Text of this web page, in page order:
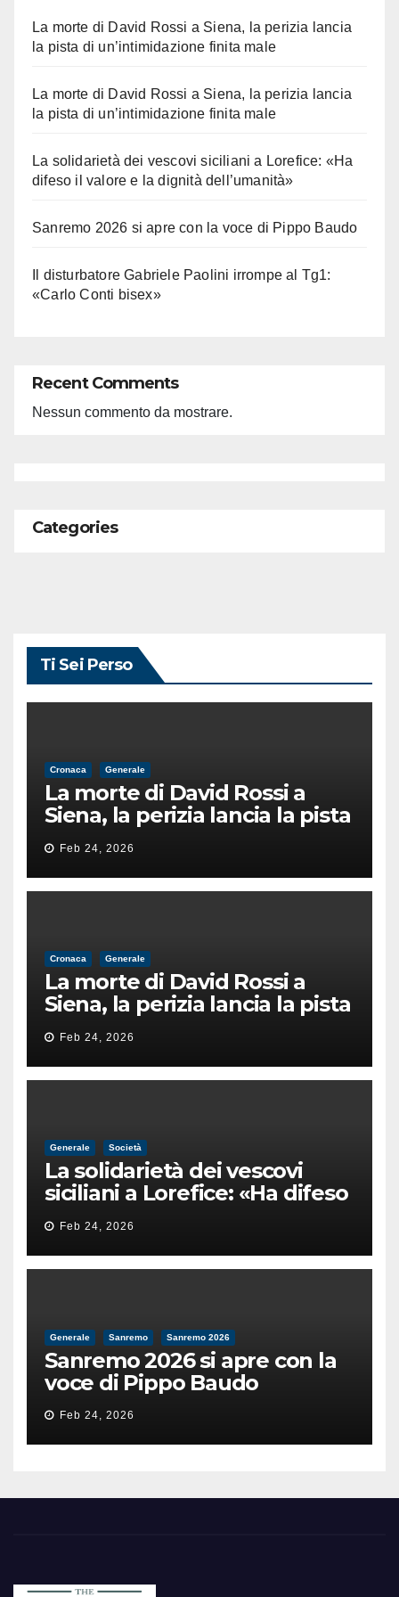
La morte di David Rossi a Siena, la perizia lancia
la pista di un’intimidazione finita male
La morte di David Rossi a Siena, la perizia lancia
la pista di un’intimidazione finita male
La solidarietà dei vescovi siciliani a Lorefice: «Ha
difeso il valore e la dignità dell’umanità»
Sanremo 2026 si apre con la voce di Pippo Baudo
Il disturbatore Gabriele Paolini irrompe al Tg1:
«Carlo Conti bisex»
Recent Comments
Nessun commento da mostrare.
Categories
Ti Sei Perso
Cronaca Generale
La morte di David Rossi a
Siena, la perizia lancia la pista
di un’intimidazione finita
male
Feb 24, 2026
Cronaca Generale
La morte di David Rossi a
Siena, la perizia lancia la pista
di un’intimidazione finita
male
Feb 24, 2026
Generale Società
La solidarietà dei vescovi
siciliani a Lorefice: «Ha difeso
il valore e la dignità
dell’umanità»
Feb 24, 2026
Generale Sanremo Sanremo 2026
Sanremo 2026 si apre con la
voce di Pippo Baudo
Feb 24, 2026